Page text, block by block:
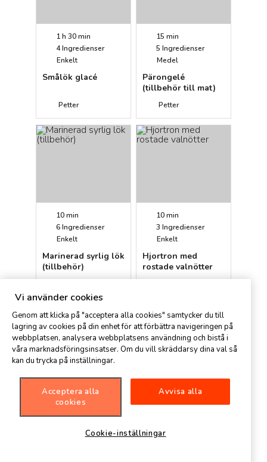
1 h 30 min
4Ingredienser
Enkelt
Smålök glacé
Petter
15 min
5 Ingredienser
Medel
Pärongelé
(tillbehör till mat)
Petter
10 min
6Ingredienser
Enkelt
Marinerad syrlig lök
(tillbehör)
10 min
3 Ingredienser
Enkelt
Hjortron med
rostade valnötter
40 min
7Ingredienser
Enkelt
Marinerade
30 min
4Ingredienser
Råstekt potatis i
Vi använder cookies
Genom att klicka på "acceptera alla cookies" samtycker du till
lagring av cookies på din enhet för att förbättra navigeringen på
webbplatsen, analysera webbplatsens användning och bistå i
våra marknadsföringsinsatser. Om du vill skräddarsy dina val så
kan du trycka på inställningar.
Acceptera alla
cookies
Avvisa alla
Cookie-inställningar